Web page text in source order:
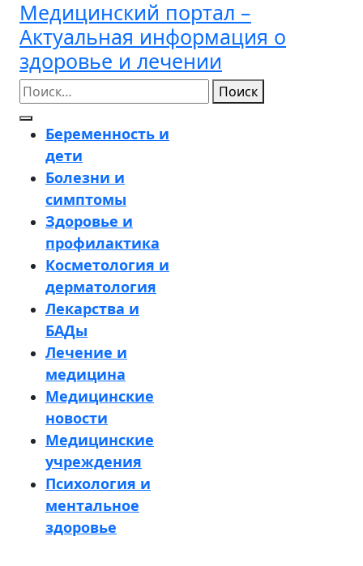
Перейти
содержимому
Медицинский портал –
Актуальная информация о
здоровье и лечении
Поиск
Кнопка
Открыть
Беременность и
дети
Болезни и
симптомы
Здоровье и
профилактика
Косметология и
дерматология
Лекарства и
БАДы
Лечение и
медицина
Медицинские
новости
Медицинские
учреждения
Психология и
ментальное
здоровье